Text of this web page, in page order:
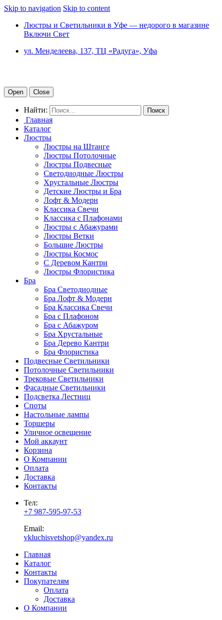
Skip to navigation Skip to content
Люстры и Светильники в Уфе — недорого в магазине
Включи Свет
ул. Менделеева, 137, ТЦ «Радуга», Уфа
Open Close
Найти:
Главная
Каталог
Люстры
Люстры на Штанге
Люстры Потолочные
Люстры Подвесные
Светодиодные Люстры
Хрустальные Люстры
Детские Люстры и Бра
Лофт & Модерн
Классика Свечи
Классика с Плафонами
Люстры с Абажурами
Люстры Ветки
Большие Люстры
Люстры Космос
С Деревом Кантри
Люстры Флористика
Бра
Бра Светодиодные
Бра Лофт & Модерн
Бра Классика Свечи
Бра с Плафоном
Бра с Абажуром
Бра Хрустальные
Бра Дерево Кантри
Бра Флористика
Подвесные Светильники
Потолочные Светильники
Трековые Светильники
Фасадные Светильники
Подсветка Лестниц
Споты
Настольные лампы
Торшеры
Уличное освещение
Мой аккаунт
Корзина
О Компании
Оплата
Доставка
Контакты
Тел:
+7 987-595-97-53
Email:
vkluchisvetshop@yandex.ru
Главная
Каталог
Контакты
Покупателям
Оплата
Доставка
О Компании